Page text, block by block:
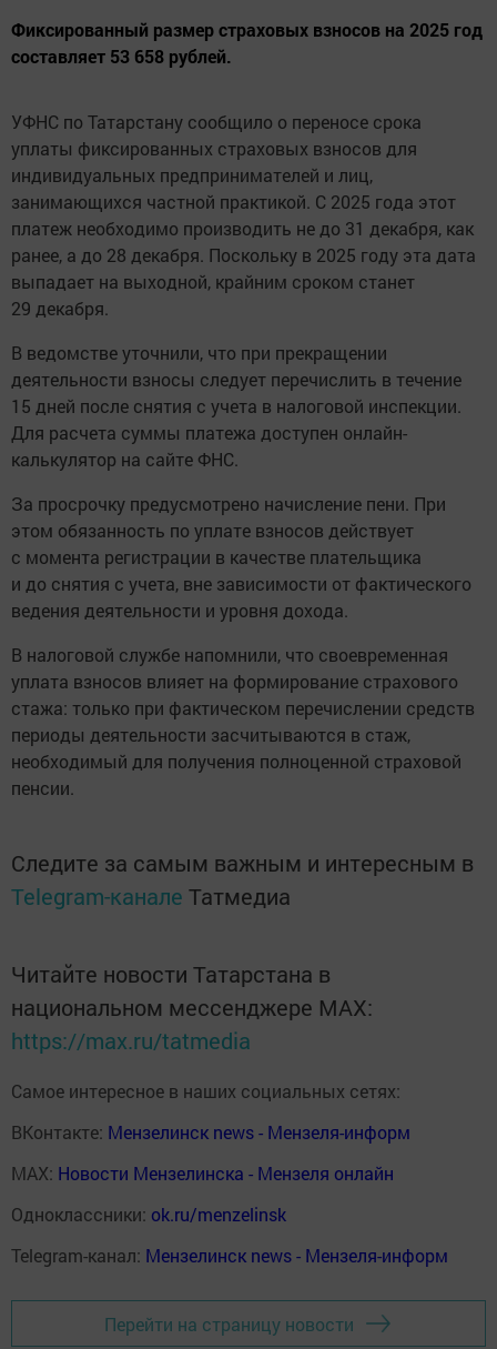
Фиксированный размер страховых взносов на 2025 год
составляет 53 658 рублей.
УФНС по Татарстану сообщило о переносе срока
уплаты фиксированных страховых взносов для
индивидуальных предпринимателей и лиц,
занимающихся частной практикой. С 2025 года этот
платеж необходимо производить не до 31 декабря, как
ранее, а до 28 декабря. Поскольку в 2025 году эта дата
выпадает на выходной, крайним сроком станет
29 декабря.
В ведомстве уточнили, что при прекращении
деятельности взносы следует перечислить в течение
15 дней после снятия с учета в налоговой инспекции.
Для расчета суммы платежа доступен онлайн-
калькулятор на сайте ФНС.
За просрочку предусмотрено начисление пени. При
этом обязанность по уплате взносов действует
с момента регистрации в качестве плательщика
и до снятия с учета, вне зависимости от фактического
ведения деятельности и уровня дохода.
В налоговой службе напомнили, что своевременная
уплата взносов влияет на формирование страхового
стажа: только при фактическом перечислении средств
периоды деятельности засчитываются в стаж,
необходимый для получения полноценной страховой
пенсии.
Следите за самым важным и интересным в
Telegram-канале Татмедиа
Читайте новости Татарстана в
национальном мессенджере MАХ:
https://max.ru/tatmedia
Самое интересное в наших социальных сетях:
ВКонтакте: Мензелинск news - Мензеля-информ
MAX: Новости Мензелинска - Мензеля онлайн
Одноклассники: ok.ru/menzelinsk
Telegram-канал: Мензелинск news - Мензеля-информ
Перейти на страницу новости